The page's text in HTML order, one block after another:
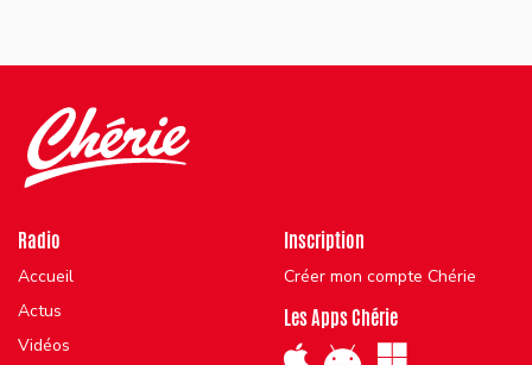
Radio
Accueil
Actus
Vidéos
Inscription
Créer mon compte Chérie
Les Apps Chérie